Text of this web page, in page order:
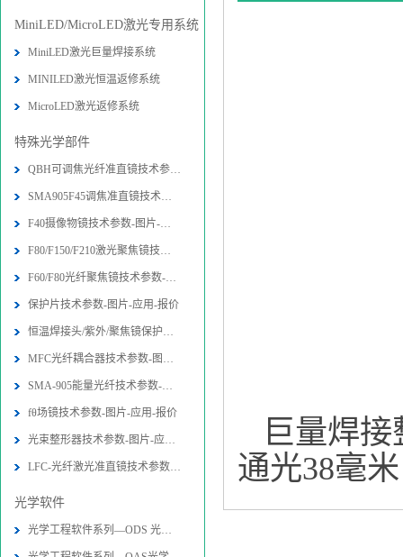
MiniLED/MicroLED激光专用系统
MiniLED激光巨量焊接系统
MINILED激光恒温返修系统
MicroLED激光返修系统
特殊光学部件
QBH可调焦光纤准直镜技术参数-图片-
SMA905F45调焦准直镜技术参数-图片
F40摄像物镜技术参数-图片-应用-报价
F80/F150/F210激光聚焦镜技术参数-
F60/F80光纤聚焦镜技术参数-图片-应
保护片技术参数-图片-应用-报价
恒温焊接头/紫外/聚焦镜保护片技术参
MFC光纤耦合器技术参数-图片-应用-报
SMA-905能量光纤技术参数-图片-应用
fθ场镜技术参数-图片-应用-报价
光束整形器技术参数-图片-应用-报价
LFC-光纤激光准直镜技术参数-图片-应
光学软件
光学工程软件系列—ODS 光学设计软件
巨量焊
通光38毫